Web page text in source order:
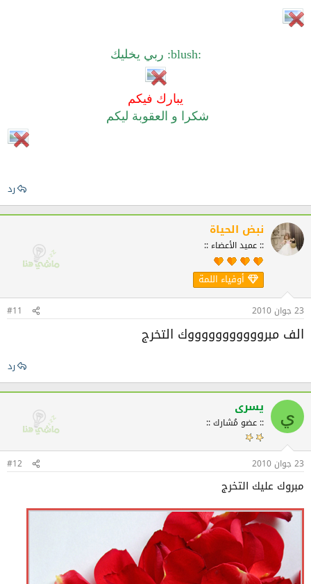
:blush: ربي يخليك
يبارك فيكم
شكرا و العقوبة ليكم
رد
نبض الحياة
:: عميد الأعضاء ::
أوفياء اللمة
23 جوان 2010 #11
الف مبروووووووووووك التخرج
رد
ي يسرى
:: عضو مُشارك ::
23 جوان 2010 #12
مبروك عليك التخرج